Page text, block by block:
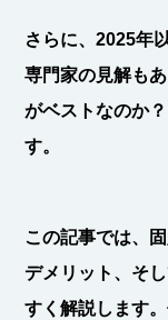
さらに、2025年
専門家の見解も
がベストなのか
す。
この記事では、
デメリット、そ
すく解説します